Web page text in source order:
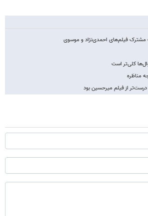
فیلم‌های احمدی‌نژاد و موسوی
کلی‌تر است
از فیلم میرحسین بود